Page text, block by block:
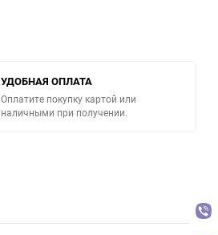
УДОБНАЯ ОПЛАТА
Оплатите покупку картой или
наличными при получении.